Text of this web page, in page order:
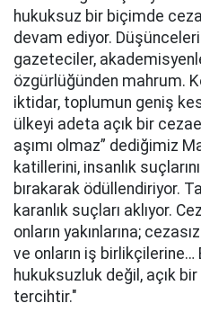
hukuksuz bir biçimde
devam ediyor.
gazeteciler,
özgürlüğünden mahrum.
iktidar, toplumun geniş
ülkeyi adeta açık bir
aşımı olmaz” dediğimiz
katillerini, insanlık
bırakarak ödüllendiriyor.
karanlık suçları aklıyor.
onların yakınlarına;
ve onların iş birlikçilerine…
hukuksuzluk değil, açık
tercihtir."